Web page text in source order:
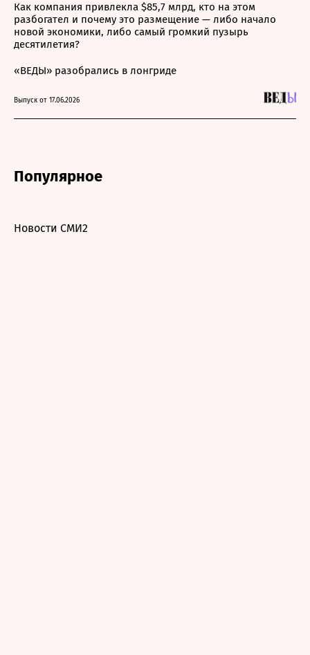
Как компания привлекла $85,7 млрд, кто на этом
разбогател и почему это размещение — либо начало
новой экономики, либо самый громкий пузырь
десятилетия?
«ВЕДЫ» разобрались в лонгриде
Выпуск от 17.06.2026
Популярное
Новости СМИ2